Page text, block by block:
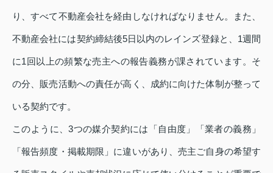
り、すべて不動産会社を経由しなければなりません。また、
不動産会社には契約締結後5日以内のレインズ登録と、1週間
に1回以上の頻繁な売主への報告義務が課されています。そ
の分、販売活動への責任が高く、成約に向けた体制が整って
いる契約です。
このように、3つの媒介契約には「自由度」「業者の義務」
「報告頻度・掲載期限」に違いがあり、売主ご自身の希望す